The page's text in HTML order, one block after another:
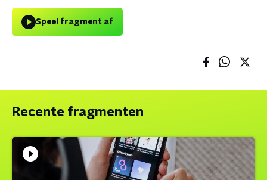
Speel fragment af
Recente fragmenten